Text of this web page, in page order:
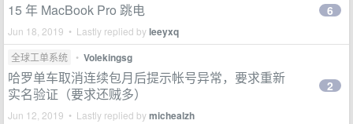
15 年 MacBook Pro 跳电
Jun 18, 2019 • Lastly replied byleeyxq
6
全球工单系统 • Volekingsg
哈罗单车取消连续包月后提示帐号异常，要求重新
实名验证（要求还贼多）
Jun 12, 2019 • Lastly replied bymichealzh
2